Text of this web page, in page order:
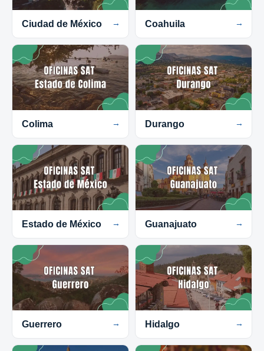
Ciudad de México → Coahuila →
Colima → Durango →
Estado de México → Guanajuato →
Guerrero → Hidalgo →